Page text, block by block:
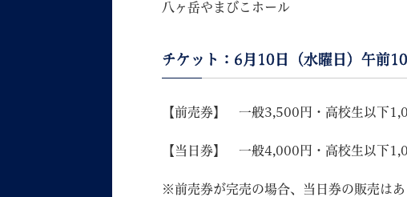
八ヶ岳やまびこホール
チケット：6月10日（水曜日）午前
【前売券】 一般3,500円・高校生以下
【当日券】 一般4,000円・高校生以下
※前売券が完売の場合、当日券の販売はあ